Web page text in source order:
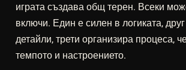
играта създава общ терен. Всеки
включи. Един е силен в логиката,
детайли, трети организира процеса,
темпото и настроението.